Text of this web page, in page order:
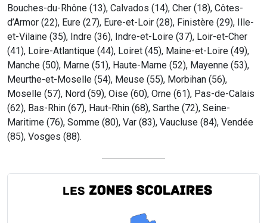
Bouches-du-Rhône (13), Calvados (14), Cher (18), Côtes-
d’Armor (22), Eure (27), Eure-et-Loir (28), Finistère (29), Ille-
et-Vilaine (35), Indre (36), Indre-et-Loire (37), Loir-et-Cher
(41), Loire-Atlantique (44), Loiret (45), Maine-et-Loire (49),
Manche (50), Marne (51), Haute-Marne (52), Mayenne (53),
Meurthe-et-Moselle (54), Meuse (55), Morbihan (56),
Moselle (57), Nord (59), Oise (60), Orne (61), Pas-de-Calais
(62), Bas-Rhin (67), Haut-Rhin (68), Sarthe (72), Seine-
Maritime (76), Somme (80), Var (83), Vaucluse (84), Vendée
(85), Vosges (88).